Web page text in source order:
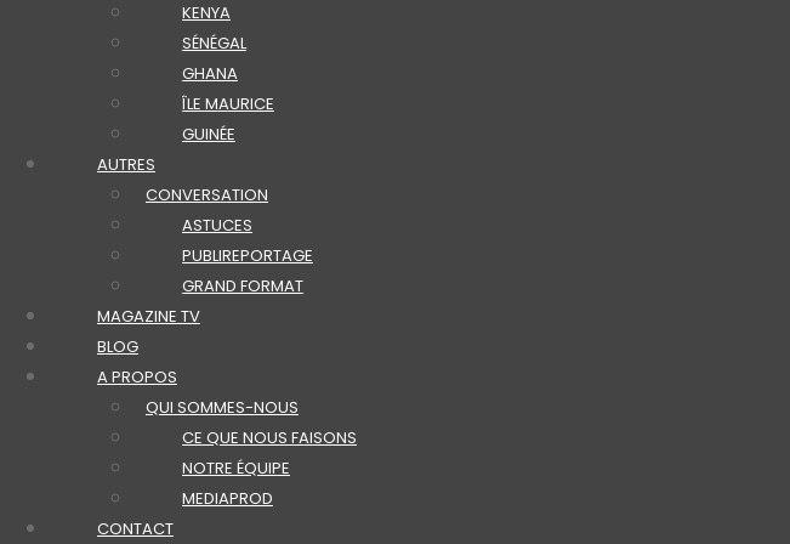
KENYA
SÉNÉGAL
GHANA
ÎLE MAURICE
GUINÉE
AUTRES
CONVERSATION
ASTUCES
PUBLIREPORTAGE
GRAND FORMAT
MAGAZINE TV
BLOG
A PROPOS
QUI SOMMES-NOUS
CE QUE NOUS FAISONS
NOTRE ÉQUIPE
MEDIAPROD
CONTACT